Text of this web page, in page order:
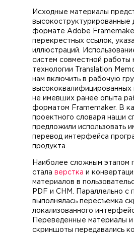
Исходные материалы
высокоструктурированные
формате Adobe
перекрестных ссылок,
иллюстраций.
систем совместной работы
технологии Translation
нам включить в рабочую
высококвалифицированных
не имевших ранее опыта
форматом Framemaker. В
проектного словаря наши
предложили использовать
перевод интерфейса
продукта.
Наиболее сложным этапом
стала верстка и
материалов в
PDF и CHM. Параллельно с
выполнялась пересъемка
локализованного
Переведенные материалы
скриншоты передавались